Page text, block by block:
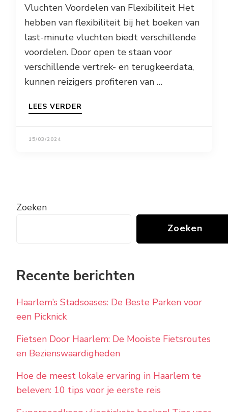
Vluchten Voordelen van Flexibiliteit Het
hebben van flexibiliteit bij het boeken van
last-minute vluchten biedt verschillende
voordelen. Door open te staan voor
verschillende vertrek- en terugkeerdata,
kunnen reizigers profiteren van …
LEES VERDER
15/03/2024
Zoeken
Zoeken
Recente berichten
Haarlem’s Stadsoases: De Beste Parken voor
een Picknick
Fietsen Door Haarlem: De Mooiste Fietsroutes
en Bezienswaardigheden
Hoe de meest lokale ervaring in Haarlem te
beleven: 10 tips voor je eerste reis